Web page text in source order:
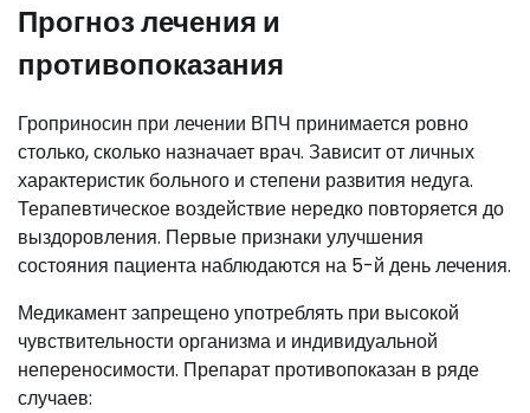
Прогноз лечения и
противопоказания
Гроприносин при лечении ВПЧ принимается ровно
столько, сколько назначает врач. Зависит от личных
характеристик больного и степени развития недуга.
Терапевтическое воздействие нередко повторяется до
выздоровления. Первые признаки улучшения
состояния пациента наблюдаются на 5-й день лечения.
Медикамент запрещено употреблять при высокой
чувствительности организма и индивидуальной
непереносимости. Препарат противопоказан в ряде
случаев: